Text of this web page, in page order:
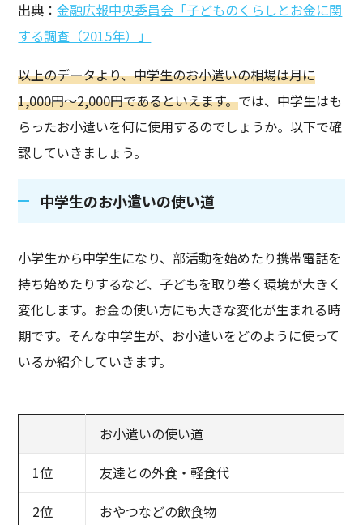
出典：金融広報中央委員会「子どものくらしとお金に関
する調査（2015年）」
以上のデータより、中学生のお小遣いの相場は月に
1,000円～2,000円であるといえます。では、中学生はも
らったお小遣いを何に使用するのでしょうか。以下で確
認していきましょう。
中学生のお小遣いの使い道
小学生から中学生になり、部活動を始めたり携帯電話を
持ち始めたりするなど、子どもを取り巻く環境が大きく
変化します。お金の使い方にも大きな変化が生まれる時
期です。そんな中学生が、お小遣いをどのように使って
いるか紹介していきます。
お小遣いの使い道
1位
友達との外食・軽食代
2位
おやつなどの飲食物